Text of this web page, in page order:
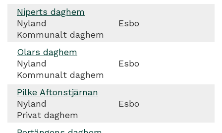
Niperts daghem
Nyland
Esbo
Kommunalt daghem
Olars daghem
Nyland
Esbo
Kommunalt daghem
Pilke Aftonstjärnan
Nyland
Esbo
Privat daghem